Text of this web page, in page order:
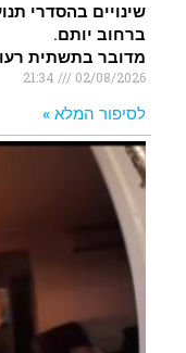
שינויים בהסדרי
ברחוב יותם.
מדובר בתשתית
02/08/2026
לסיפור המלא »